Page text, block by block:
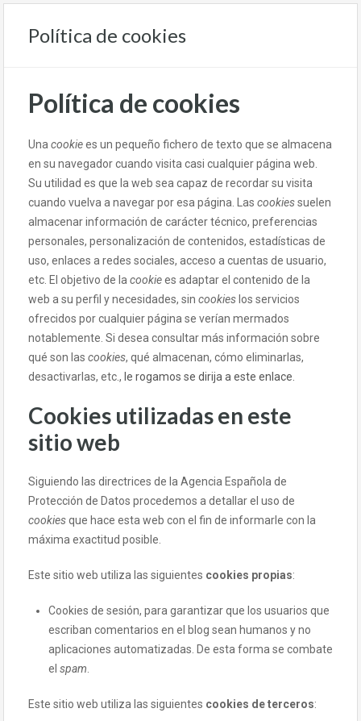
Política de cookies
Política de cookies
Una cookiees un pequeño fichero de texto que se almacena
en su navegador cuando visita casi cualquier página web.
Su utilidad es que la web sea capaz de recordar su visita
cuando vuelva a navegar por esa página. Las cookiessuelen
almacenar información de carácter técnico, preferencias
personales, personalización de contenidos, estadísticas de
uso, enlaces a redes sociales, acceso a cuentas de usuario,
etc. El objetivo de la cookiees adaptar el contenido de la
web a su perfil y necesidades, sin cookies los servicios
ofrecidos por cualquier página se verían mermados
notablemente. Si desea consultar más información sobre
qué son las cookies, qué almacenan, cómo eliminarlas,
desactivarlas, etc., le rogamos se dirija a este enlace.
Cookies utilizadas en este
sitio web
Siguiendo las directrices de la Agencia Española de
Protección de Datos procedemos a detallar el uso de
cookiesque hace esta web con el fin de informarle con la
máxima exactitud posible.
Este sitio web utiliza las siguientes cookies propias:
Cookies de sesión, para garantizar que los usuarios que
escriban comentarios en el blog sean humanos y no
aplicaciones automatizadas. De esta forma se combate
el spam
Este sitio web utiliza las siguientes cookies de terceros: